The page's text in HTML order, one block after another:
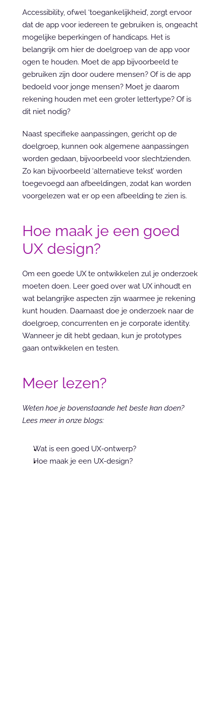
Accessibility, ofwel ‘toegankelijkheid’, zorgt ervoor
dat de app voor iedereen te gebruiken is, ongeacht
mogelijke beperkingen of handicaps. Het is
belangrijk om hier de doelgroep van de app voor
ogen te houden. Moet de app bijvoorbeeld te
gebruiken zijn door oudere mensen? Of is de app
bedoeld voor jonge mensen? Moet je daarom
rekening houden met een groter lettertype? Of is
dit niet nodig?
Naast specifieke aanpassingen, gericht op de
doelgroep, kunnen ook algemene aanpassingen
worden gedaan, bijvoorbeeld voor slechtzienden.
Zo kan bijvoorbeeld ‘alternatieve tekst’ worden
toegevoegd aan afbeeldingen, zodat kan worden
voorgelezen wat er op een afbeelding te zien is.
Hoe maak je een goed
UX design?
Om een goede UX te ontwikkelen zul je onderzoek
moeten doen. Leer goed over wat UX inhoudt en
wat belangrijke aspecten zijn waarmee je rekening
kunt houden. Daarnaast doe je onderzoek naar de
doelgroep, concurrenten en je corporate identity.
Wanneer je dit hebt gedaan, kun je prototypes
gaan ontwikkelen en testen.
Meer lezen?
Weten hoe je bovenstaande het beste kan doen?
Lees meer in onze blogs:
Wat is een goed UX-ontwerp?
Hoe maak je een UX-design?